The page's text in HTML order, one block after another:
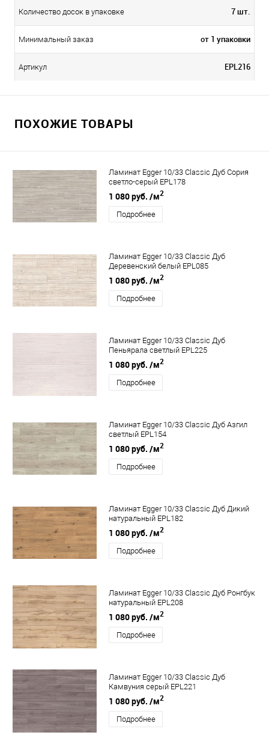
Количество досок в упаковке 7 шт.
Минимальный заказ от 1 упаковки
Артикул EPL216
ПОХОЖИЕ ТОВАРЫ
Ламинат Egger 10/33 Classic Дуб Сория
светло-серый EPL178
1 080 руб. /м2
Подробнее
Ламинат Egger 10/33 Classic Дуб
Деревенский белый EPL085
1 080 руб. /м2
Подробнее
Ламинат Egger 10/33 Classic Дуб
Пеньярала светлый EPL225
1 080 руб. /м2
Подробнее
Ламинат Egger 10/33 Classic Дуб Азгил
светлый EPL154
1 080 руб. /м2
Подробнее
Ламинат Egger 10/33 Classic Дуб Дикий
натуральный EPL182
1 080 руб. /м2
Подробнее
Ламинат Egger 10/33 Classic Дуб Ронгбук
натуральный EPL208
1 080 руб. /м2
Подробнее
Ламинат Egger 10/33 Classic Дуб
Камвуния серый EPL221
1 080 руб. /м2
Подробнее